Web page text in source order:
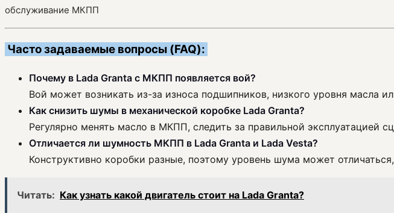
обслуживание МКПП
Часто задаваемые вопросы (FAQ):
Почему в Lada Granta с МКПП появляется вой?
Вой может возникать из-за износа подшипников, низкого уровня масла
Как снизить шумы в механической коробке Lada Granta?
Регулярно менять масло в МКПП, следить за правильной эксплуатацией
Отличается ли шумность МКПП в Lada Granta и Lada Vesta?
Конструктивно коробки разные, поэтому уровень шума может
Читать: Как узнать какой двигатель стоит на Lada Granta?